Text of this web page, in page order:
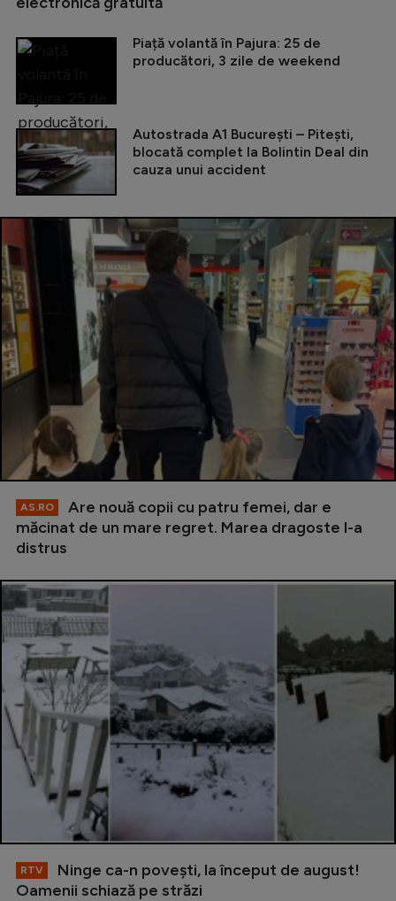
Piață volantă în Pajura: 25 de
producători, 3 zile de weekend
Autostrada A1 București – Pitești,
blocată complet la Bolintin Deal din
cauza unui accident
AS.RO
Are nouă copii cu patru femei, dar e
măcinat de un mare regret. Marea dragoste l-a
distrus
RTV
Ninge ca-n povești, la început de august!
Oamenii schiază pe străzi